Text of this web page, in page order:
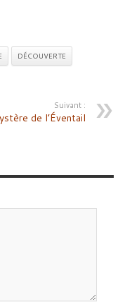
DÉCOUVERTE
Suivant :
de l’Éventail